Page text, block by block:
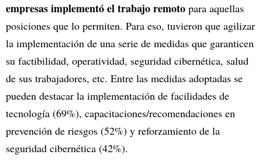
empresas implementó el trabajo remoto para aquellas
posiciones que lo permiten. Para eso, tuvieron que agilizar
la implementación de una serie de medidas que garanticen
su factibilidad, operatividad, seguridad cibernética, salud
de sus trabajadores, etc. Entre las medidas adoptadas se
pueden destacar la implementación de facilidades de
tecnología (69%), capacitaciones/recomendaciones en
prevención de riesgos (52%) y reforzamiento de la
seguridad cibernética (42%).